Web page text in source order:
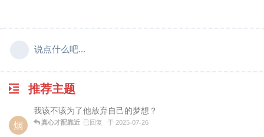
说点什么吧...
推荐主题
烟
我该不该为了他放弃自己的梦想？
真心才配靠近 已回复 于 2025-07-26